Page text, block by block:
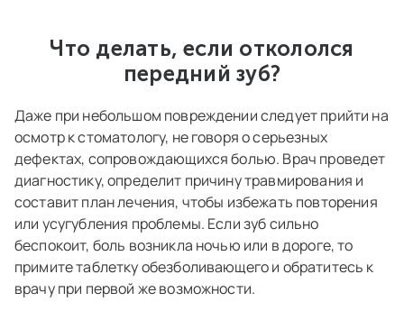
Что делать, если откололся
передний зуб?
Даже при небольшом повреждении следует прийти на
осмотр к стоматологу, не говоря о серьезных
дефектах, сопровождающихся болью. Врач проведет
диагностику, определит причину травмирования и
составит план лечения, чтобы избежать повторения
или усугубления проблемы. Если зуб сильно
беспокоит, боль возникла ночью или в дороге, то
примите таблетку обезболивающего и обратитесь к
врачу при первой же возможности.